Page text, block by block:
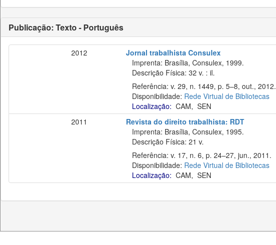
Publicação: Texto - Português
2012
Jornal trabalhista Consulex
Imprenta: Brasília, Consulex, 1999.
Descrição Física: 32 v. : il.
Referência: v. 29, n. 1449, p. 5–8, out., 2012.
Disponibilidade: Rede Virtual de Bibliotecas
Localização: CAM, SEN
2011
Revista do direito trabalhista: RDT
Imprenta: Brasília, Consulex, 1995.
Descrição Física: 21 v.
Referência: v. 17, n. 6, p. 24–27, jun., 2011.
Disponibilidade: Rede Virtual de Bibliotecas
Localização: CAM, SEN